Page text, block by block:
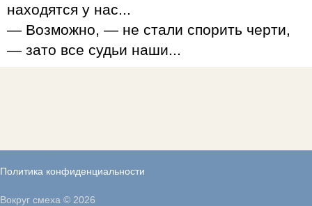
находятся у нас...
— Возможно, — не стали спорить черти,
— зато все судьи наши...
Политика конфиденциальности
Вокруг смеха © 2026